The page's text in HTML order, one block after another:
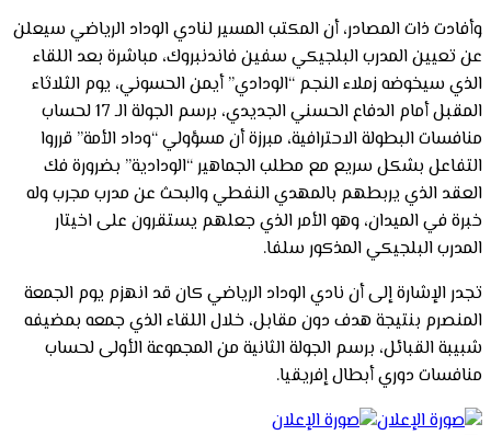
وأفادت ذات المصادر، أن المكتب المسير لنادي الوداد الرياضي سيعلن
عن تعيين المدرب البلجيكي سفين فاندنبروك، مباشرة بعد اللقاء
الذي سيخوضه زملاء النجم “الودادي” أيمن الحسوني، يوم الثلاثاء
المقبل أمام الدفاع الحسني الجديدي، برسم الجولة الـ 17 لحساب
منافسات البطولة الاحترافية، مبرزة أن مسؤولي “وداد الأمة” قرروا
التفاعل بشكل سريع مع مطلب الجماهير “الودادية” بضرورة فك
العقد الذي يربطهم بالمهدي النفطي والبحث عن مدرب مجرب وله
خبرة في الميدان، وهو الأمر الذي جعلهم يستقرون على اخيتار
المدرب البلجيكي المذكور سلفا.
تجدر الإشارة إلى أن نادي الوداد الرياضي كان قد انهزم يوم الجمعة
المنصرم بنتيجة هدف دون مقابل، خلال اللقاء الذي جمعه بمضيفه
شبيبة القبائل، برسم الجولة الثانية من المجموعة الأولى لحساب
منافسات دوري أبطال إفريقيا.